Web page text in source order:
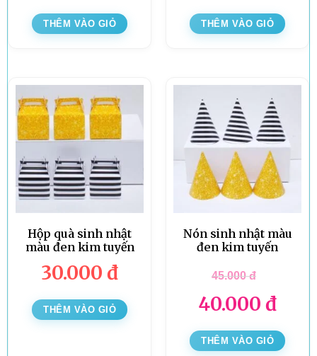
THÊM VÀO GIỎ THÊM VÀO GIỎ
Hộp quà sinh nhật
màu đen kim tuyến
30.000 đ
THÊM VÀO GIỎ
Nón sinh nhật màu
đen kim tuyến
45.000đ
40.000 đ
THÊM VÀO GIỎ